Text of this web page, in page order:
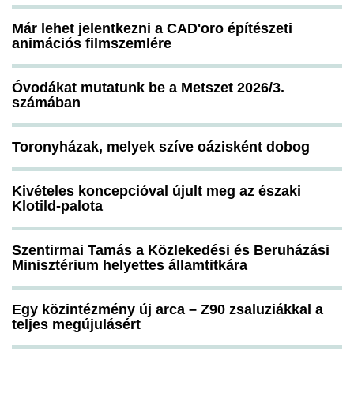
Már lehet jelentkezni a CAD'oro építészeti
animációs filmszemlére
Óvodákat mutatunk be a Metszet 2026/3.
számában
Toronyházak, melyek szíve oázisként dobog
Kivételes koncepcióval újult meg az északi
Klotild-palota
Szentirmai Tamás a Közlekedési és Beruházási
Minisztérium helyettes államtitkára
Egy közintézmény új arca – Z90 zsaluziákkal a
teljes megújulásért